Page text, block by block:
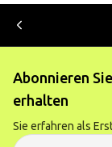
Abonnieren
erhalten
Sie erfahren als